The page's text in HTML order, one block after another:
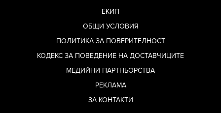
ЕКИП
ОБЩИ УСЛОВИЯ
ПОЛИТИКА ЗА ПОВЕРИТЕЛНОСТ
КОДЕКС ЗА ПОВЕДЕНИЕ НА ДОСТАВЧИЦИТЕ
МЕДИЙНИ ПАРТНЬОРСТВА
РЕКЛАМА
ЗА КОНТАКТИ